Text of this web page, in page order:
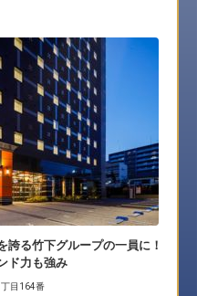
誇る竹下グループの一員に！
ド力も強み
目164番